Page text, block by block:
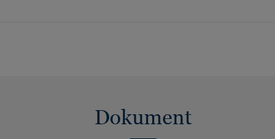
Dokument